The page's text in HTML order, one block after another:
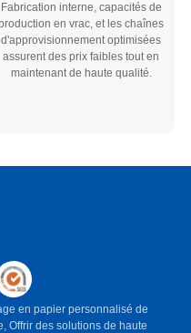
Fabrication interne, capacités de
en vrac, et les chaînes
d'approvisionnement optimisées
assurent des prix faibles tout en
maintenant de haute qualité.
en papier personnalisé de
Offrir des solutions de haute